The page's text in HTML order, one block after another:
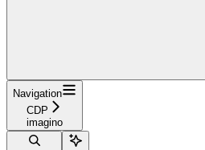
Navigation
CDP
imagino